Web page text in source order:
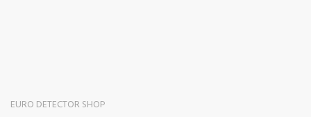
EURO DETECTOR SHOP